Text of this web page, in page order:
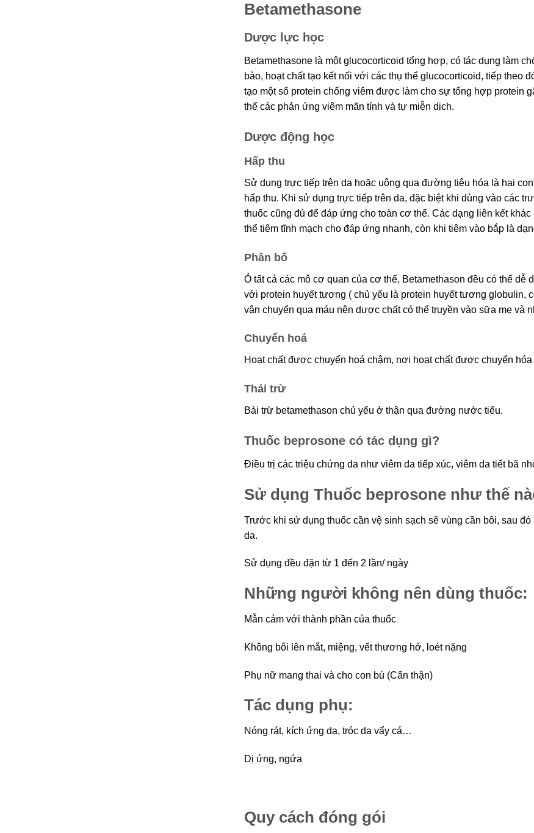
Betamethasone
Dược lực học
Betamethasone là một glucocorticoid tổng hợp, có tác dụng làm
bào, hoạt chất tạo kết nối với các thụ thể glucocorticoid, tiếp theo
tạo một số protein chống viêm được làm cho sự tổng hợp protein
thể các phản ứng viêm mãn tính và tự miễn dịch.
Dược động học
Hấp thu
Sử dụng trực tiếp trên da hoặc uông qua đường tiêu hóa là hai
hấp thu. Khi sử dụng trực tiếp trên da, đặc biệt khi dùng vào các
thuốc cũng đủ để đáp ứng cho toàn cơ thể. Các dạng liên kết
thể tiêm tĩnh mạch cho đáp ứng nhanh, còn khi tiêm vào bắp là
Phân bố
Ỏ tất cả các mô cơ quan của cơ thể, Betamethason đều có thể
với protein huyết tương ( chủ yếu là protein huyết tương globulin,
vận chuyển qua máu nên dược chất có thể truyền vào sữa mẹ và
Chuyển hoá
Hoạt chất được chuyển hoá chậm, nơi hoạt chất được chuyển
Thải trừ
Bài trừ betamethason chủ yếu ở thận qua đường nước tiểu.
Thuốc beprosone có tác dụng gì?
Điều trị các triệu chứng da như viêm da tiếp xúc, viêm da tiết bã
Sử dụng Thuốc beprosone như thế
Trước khi sử dụng thuốc cần vệ sinh sạch sẽ vùng cần bôi, sau
da.
Sử dụng đều đặn từ 1 đến 2 lần/ ngày
Những người không nên dùng thuốc:
Mẫn cảm với thành phần của thuốc
Không bôi lên mắt, miệng, vết thương hở, loét nặng
Phụ nữ mang thai và cho con bú (Cẩn thận)
Tác dụng phụ:
Nóng rát, kích ứng da, tróc da vẩy cá…
Dị ứng, ngứa
Quy cách đóng gói